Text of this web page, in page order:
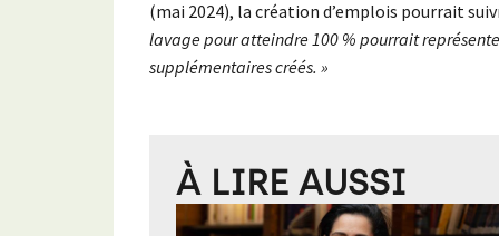
(mai 2024), la création d’emplois pourrait
lavage pour atteindre 100 % pourrait
supplémentaires créés. »
À LIRE AUSSI